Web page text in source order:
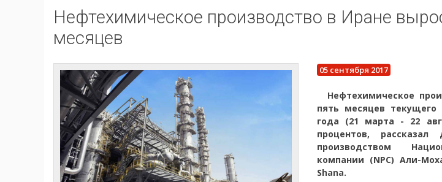
Нефтехимическое производство в Иране
месяцев
05 сентября 2017
Нефтехимическое
пять месяцев текущего
года (21 марта - 22
процентов,
производством
компании (NPC) Али-
Shana.